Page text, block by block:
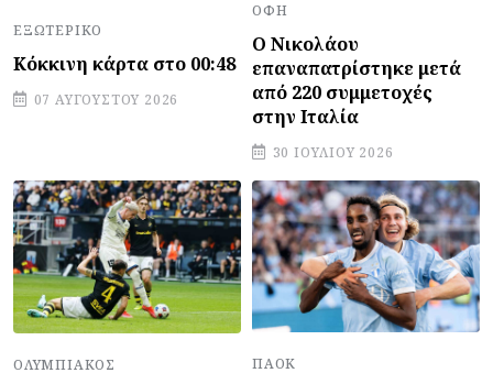
ΕΞΩΤΕΡΙΚΌ
Κόκκινη κάρτα στο 00:48
07 ΑΥΓΟΎΣΤΟΥ 2026
ΟΦΗ
Ο Νικολάου
επαναπατρίστηκε μετά
από 220 συμμετοχές
στην Ιταλία
30 ΙΟΥΛΊΟΥ 2026
ΟΛΥΜΠΙΑΚΌΣ ΠΑΟΚ